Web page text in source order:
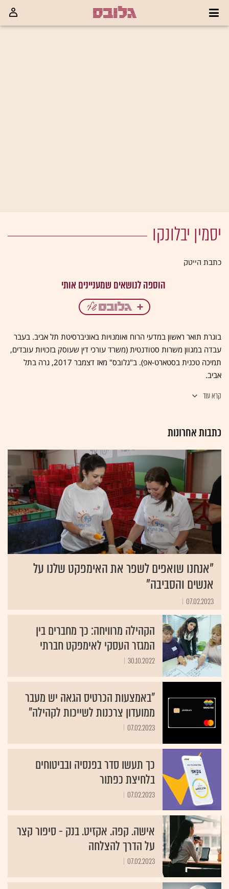
יסמין יבלונקו
כתבת הייטק
בוגרת תואר ראשון במדעי הרוח ואומנויות באוניברסיטת תל אביב. בעבר
עבדה במגוון משרות סטודנטית (משרד עורכי דין שעוסק בזכויות עובדים,
תמיכה טכנית בסטארט-אפ). ב"גלובס" מאז דצמבר 2017, גרה בתל
אביב.
קרא עוד
כתבות אחרונות
"אנחנו שואפים לשפר את האימפקט שלנו על
אנשים והסביבה"
07.02.2023
הקהילה מרוויחה: כך מחברים בין
המגזר העסקי לאימפקט חברתי
30.10.2022
"באמצעות הכרטיס הגאה יש מעבר
ממועדון צרכנות לשייכות לקהילה"
07.02.2023
כך תעשו סדר בפנסיה ובביטוחים
בלחיצת כפתור
07.02.2023
אישה. קפה. אקזיט. בנק - סיפור קצר
על הדרך להצלחה
07.02.2023